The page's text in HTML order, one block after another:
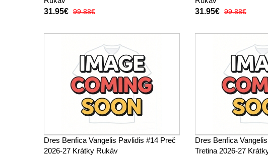
31.95€ 99.88€
31.95€ 99.88€
Dres Benfica Vangelis Pavlidis #14 Preč
2026-27 Krátky Rukáv
Dres Benfica
Tretina 2026-27